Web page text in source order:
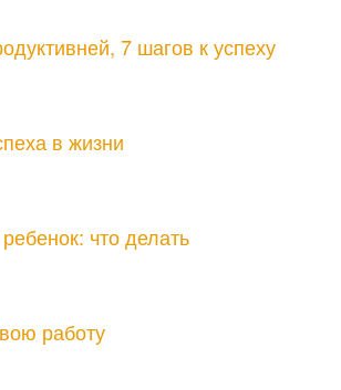
7 шагов к успеху
в жизни
что делать
работу